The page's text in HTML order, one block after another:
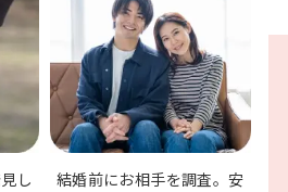
し
結婚前にお相手を調査。安